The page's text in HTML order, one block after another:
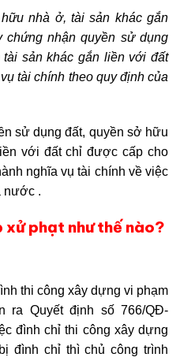
nhà ở, tài sản khác gắn
nhận quyền sử dụng
sản khác gắn liền với đất
tài chính theo quy định của
sử dụng đất, quyền sở hữu
với đất chỉ được cấp cho
nghĩa vụ tài chính về việc
nước .
phạt như thế nào?
thi công xây dựng vi phạm
ra Quyết định số 766/QĐ-
đình chỉ thi công xây dựng
đình chỉ thì chủ công trình